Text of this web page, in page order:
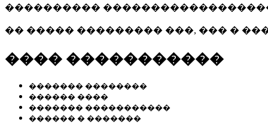
����������
�� ����� ��������� ���, ��� �
���� �����������
������� ��������
������ ����
������� �����������
������ � �������